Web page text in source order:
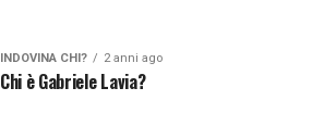
INDOVINA CHI? 2 anni ago
Chi è Gabriele Lavia?